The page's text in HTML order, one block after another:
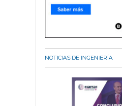
NOTICIAS DE INGENIERÍA